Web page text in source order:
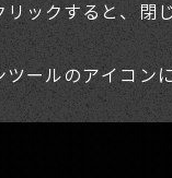
ックすると、閉
ールのアイコン